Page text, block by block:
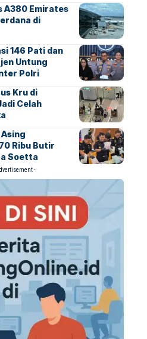
A380 Emirates
di
146 Pati dan
Untung
Polri
Kru di
Celah
Ribu Butir
Soetta
-